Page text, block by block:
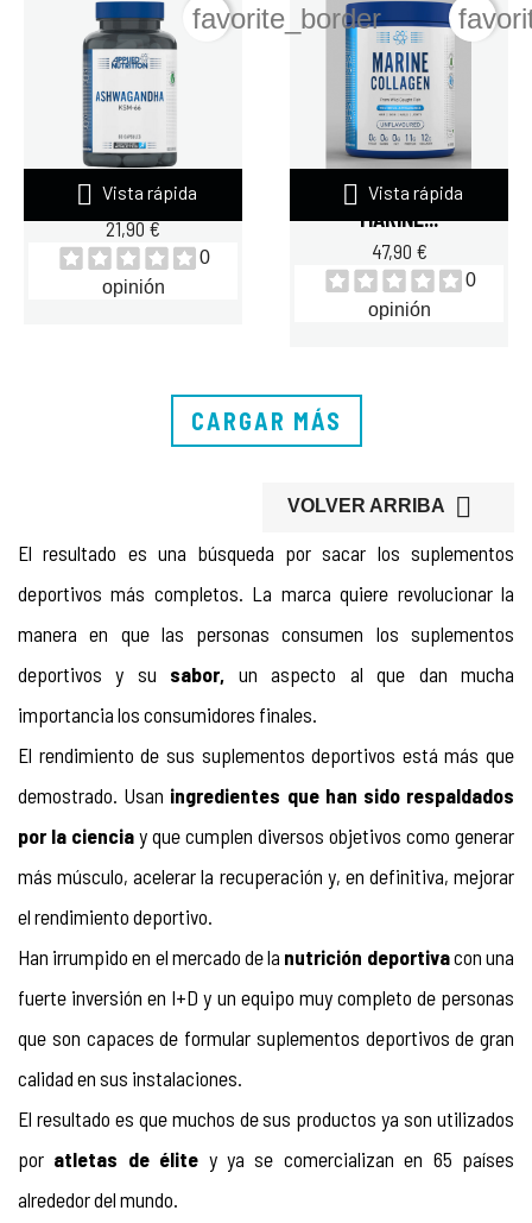
 Vista rápida
APPLIED NUTRITION...
21,90 €
0
opinión
favorite_border
 Vista rápida
APPLIED NUTRITION
MARINE...
47,90 €
0
opinión
CARGAR MÁS
VOLVER ARRIBA 
El resultado es una búsqueda por sacar los suplementos
deportivos más completos. La marca quiere revolucionar la
manera en que las personas consumen los suplementos
deportivos y su sabor, un aspecto al que dan mucha
importancia los consumidores finales.
El rendimiento de sus suplementos deportivos está más que
demostrado. Usan ingredientes que han sido respaldados
por la ciencia y que cumplen diversos objetivos como generar
más músculo, acelerar la recuperación y, en definitiva, mejorar
el rendimiento deportivo.
Han irrumpido en el mercado de la nutrición deportiva con una
fuerte inversión en I+D y un equipo muy completo de personas
que son capaces de formular suplementos deportivos de gran
calidad en sus instalaciones.
El resultado es que muchos de sus productos ya son utilizados
por atletas de élite y ya se comercializan en 65 países
alrededor del mundo.